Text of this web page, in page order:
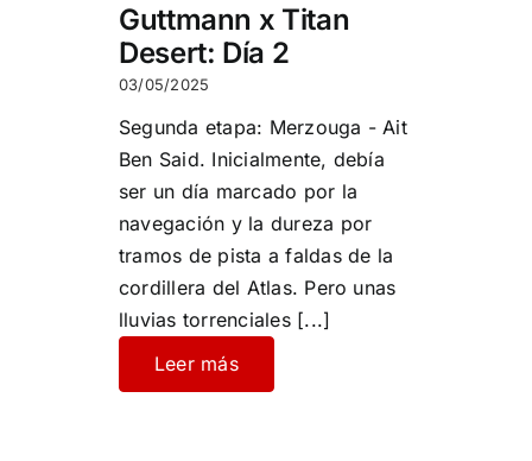
Guttmann x Titan
Desert: Día 2
03/05/2025
Segunda etapa: Merzouga - Ait
Ben Said. Inicialmente, debía
ser un día marcado por la
navegación y la dureza por
tramos de pista a faldas de la
cordillera del Atlas. Pero unas
lluvias torrenciales[...]
Leer más